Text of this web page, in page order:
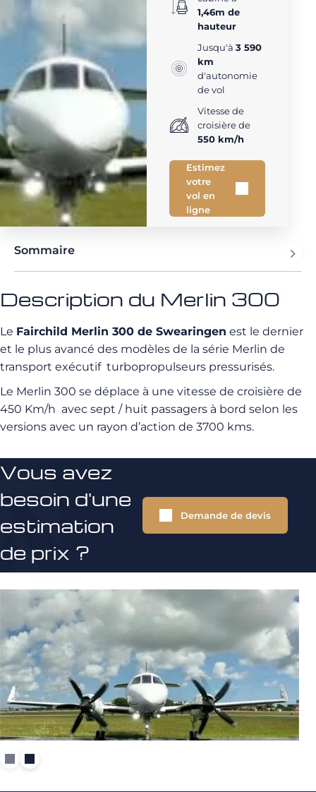
1,46m de
hauteur
Jusqu'à 3 590
km
d'autonomie
de vol
Vitesse de
croisière de
550 km/h
Estimez
votre
vol en
ligne
Sommaire
Description du Merlin 300
Le Fairchild Merlin 300 de Swearingen est le dernier
et le plus avancé des modèles de la série Merlin de
transport exécutif turbopropulseurs pressurisés.
Le Merlin 300 se déplace à une vitesse de croisière de
450 Km/h avec sept / huit passagers à bord selon les
versions avec un rayon d’action de 3700 kms.
Vous avez
besoin d'une
estimation
de prix ?
Demande de devis